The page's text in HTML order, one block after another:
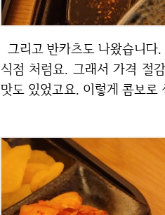
그리고 반카츠도 나왔습니다. 참! 주문 후 음식은 손님이 직접 가지고 와야 합니다. 고속도로 휴게소 음
식점 처럼요. 그래서 가격 절
맛도 있었고요. 이렇게 콤보로